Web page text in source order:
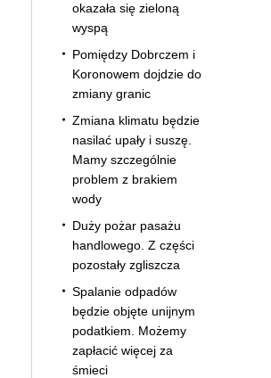
okazała się zieloną
wyspą
Pomiędzy Dobrczem i
Koronowem dojdzie do
zmiany granic
Zmiana klimatu będzie
nasilać upały i suszę.
Mamy szczególnie
problem z brakiem
wody
Duży pożar pasażu
handlowego. Z części
pozostały zgliszcza
Spalanie odpadów
będzie objęte unijnym
podatkiem. Możemy
zapłacić więcej za
śmieci